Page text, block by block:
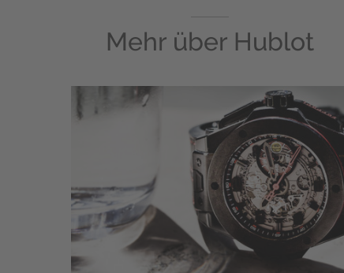
Mehr über Hublot